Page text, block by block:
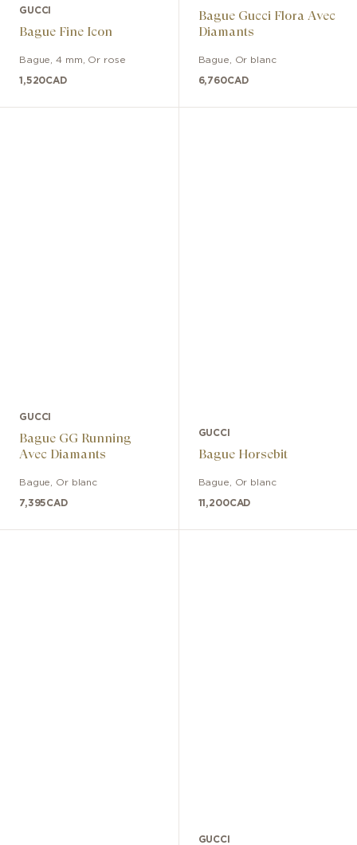
GUCCI
Bague Fine Icon
Bague ,4 mm Or rose
1,520CAD
Bague Gucci Flora Avec
Diamants
Bague Or blanc
6,760CAD
GUCCI
Bague GG Running
Avec Diamants
Bague Or blanc
7,395CAD
GUCCI
Bague Horsebit
Bague Or blanc
11,200CAD
GUCCI